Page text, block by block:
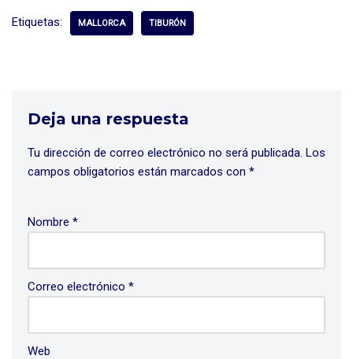
dI
b
p
Etiquetas: MALLORCA TIBURÓN
Deja una respuesta
Tu dirección de correo electrónico no será publicada. Los
campos obligatorios están marcados con *
Nombre *
Correo electrónico *
Web